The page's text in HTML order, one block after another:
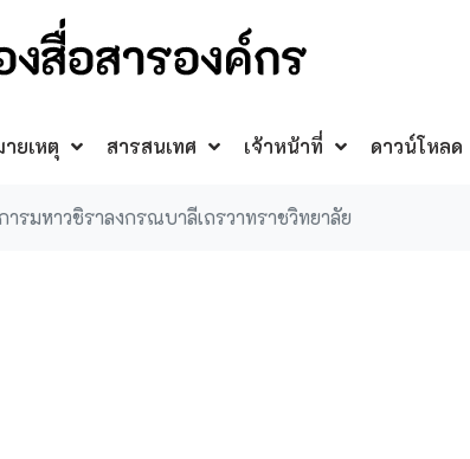
ยเหตุ สารสนเทศ เจ้าหน้าที่ ดาวน์โหลด
รมหาวชิราลงกรณบาลีเถรวาทราชวิทยาลัย